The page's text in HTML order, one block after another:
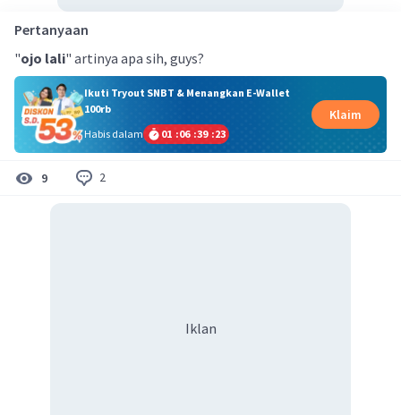
Pertanyaan
"ojo lali" artinya apa sih, guys?
Ikuti Tryout SNBT & Menangkan E-Wallet
100rb
Habis dalam
01 :06 :39 :23
Klaim
9 2
Iklan